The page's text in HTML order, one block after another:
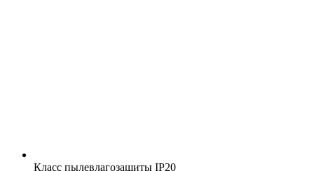
Класс пылевлагозащиты IP20